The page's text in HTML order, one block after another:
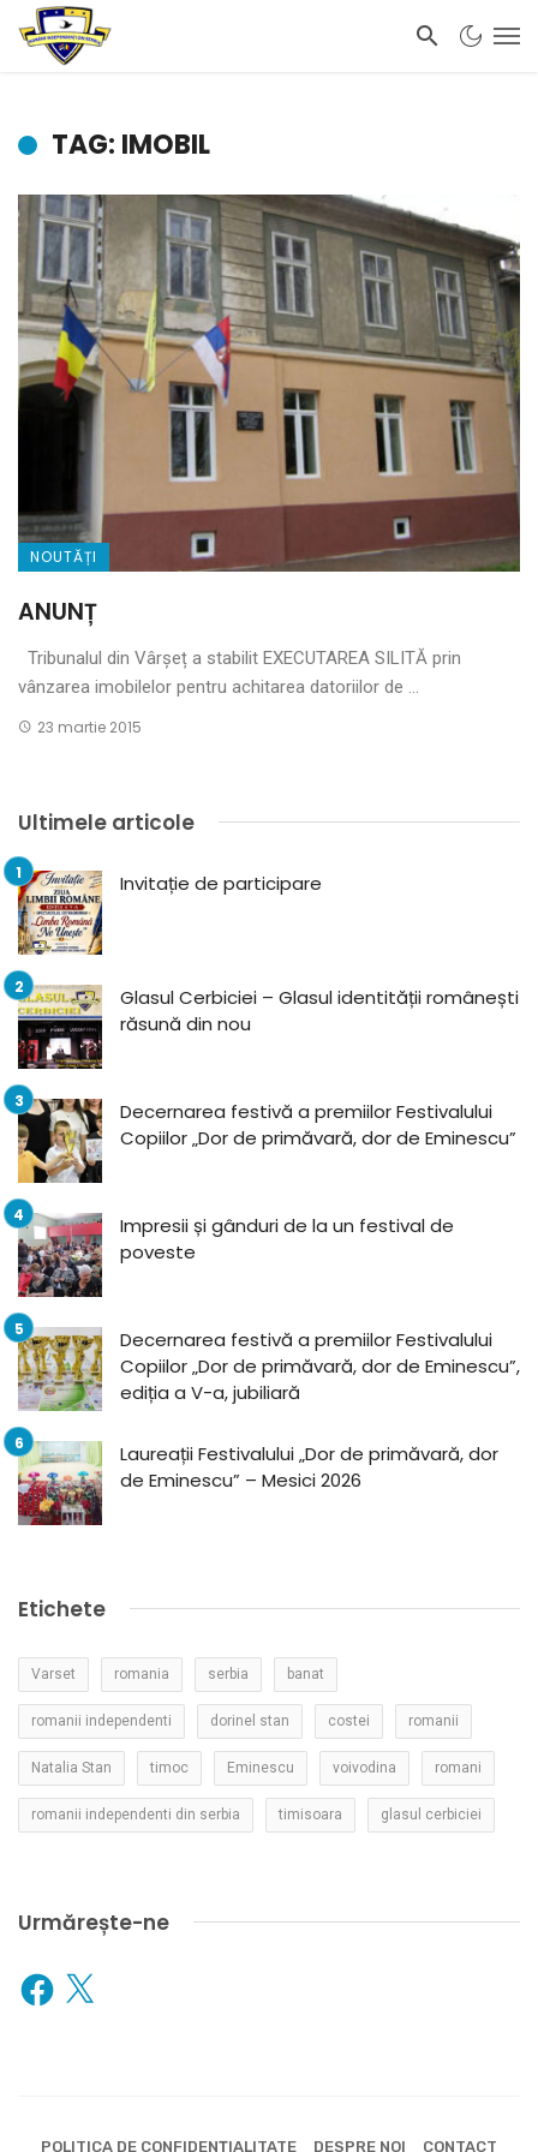
TAG: IMOBIL
NOUTĂȚI
ANUNȚ
Tribunalul din Vârșeț a stabilit EXECUTAREA SILITĂ prin
vânzarea imobilelor pentru achitarea datoriilor de ...
23 martie 2015
Ultimele articole
Invitație de participare
Glasul Cerbiciei – Glasul identității românești
răsună din nou
Decernarea festivă a premiilor Festivalului
Copiilor „Dor de primăvară, dor de Eminescu”
Impresii și gânduri de la un festival de
poveste
Decernarea festivă a premiilor Festivalului
Copiilor „Dor de primăvară, dor de Eminescu”,
ediția a V-a, jubiliară
Laureații Festivalului „Dor de primăvară, dor
de Eminescu” – Mesici 2026
Etichete
Varset romania serbia banat
romanii independenti dorinel stan costei romanii
Natalia Stan timoc Eminescu voivodina romani
romanii independenti din serbia timisoara glasul cerbiciei
Urmărește-ne
Facebook
X
POLITICA DE CONFIDENȚIALITATE DESPRE NOI CONTACT